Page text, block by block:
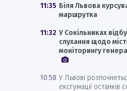
11:35 Біля Львова
маршрутка
11:32 У Сокільниках
слухання щодо
моніторингу
10:58 У Львові
ексгумації останків